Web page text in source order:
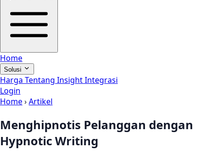
Home
Solusi
Harga Tentang InsightIntegrasi
Login
Home›Artikel
Menghipnotis Pelanggan dengan
Hypnotic Writing